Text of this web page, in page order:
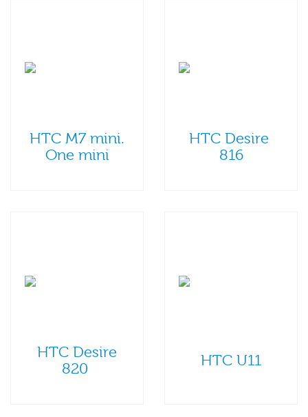
HTC M7 mini.
One mini
HTC Desire
816
HTC Desire
820
HTC U11